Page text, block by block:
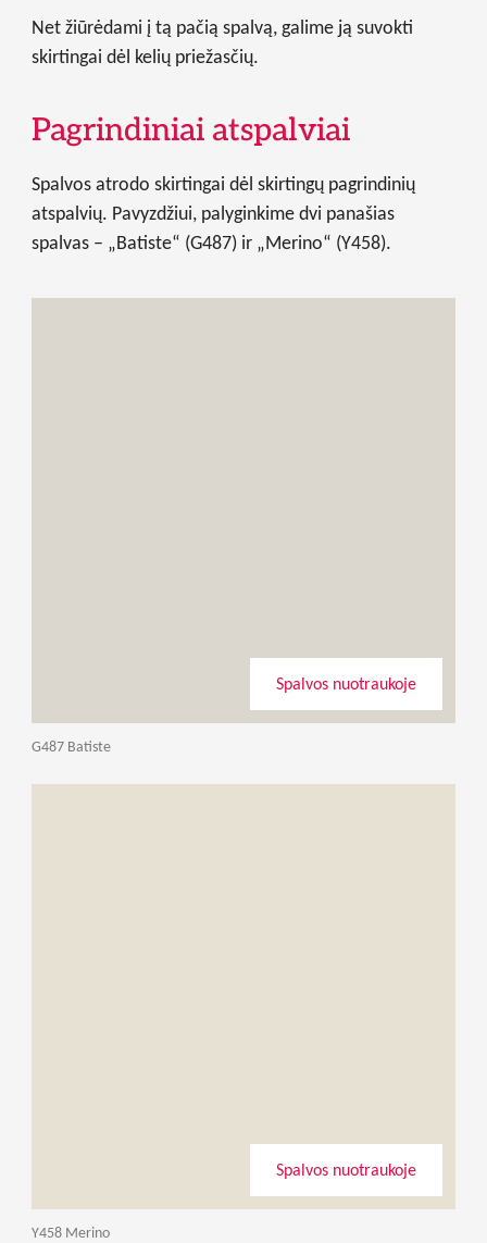
Net žiūrėdami į tą pačią spalvą, galime ją suvokti
skirtingai dėl kelių priežasčių.
Pagrindiniai atspalviai
Spalvos atrodo skirtingai dėl skirtingų pagrindinių
atspalvių. Pavyzdžiui, palyginkime dvi panašias
spalvas – „Batiste“ (G487) ir „Merino“ (Y458).
Spalvos nuotraukoje
G487 Batiste
Spalvos nuotraukoje
Y458 Merino